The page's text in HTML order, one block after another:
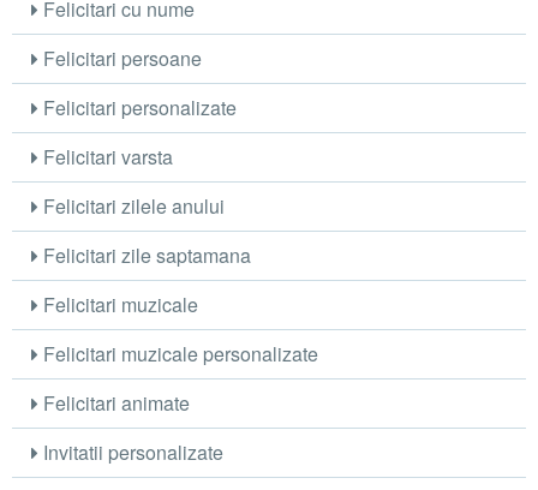
Felicitari cu nume
Felicitari persoane
Felicitari personalizate
Felicitari varsta
Felicitari zilele anului
Felicitari zile saptamana
Felicitari muzicale
Felicitari muzicale personalizate
Felicitari animate
Invitatii personalizate